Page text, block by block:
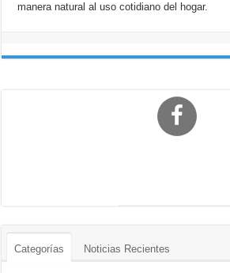
manera natural al uso cotidiano del hogar.
Categorías Noticias Recientes